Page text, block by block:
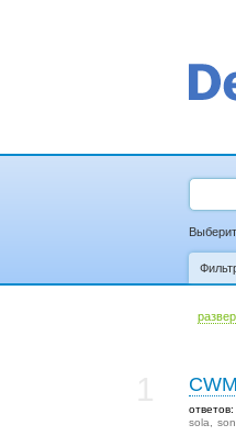
ответов:
sola